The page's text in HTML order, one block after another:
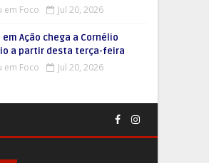
em Foco Jul 20, 2026
em Ação chega a Cornélio
a partir desta terça-feira
em Foco Jul 20, 2026